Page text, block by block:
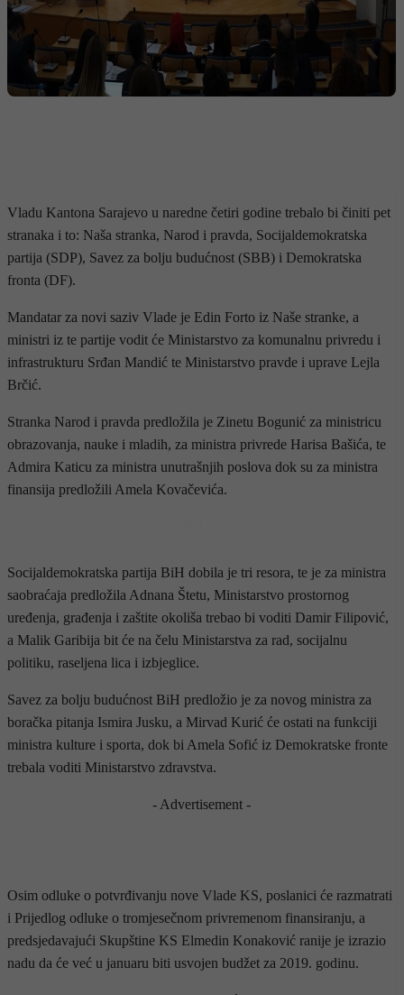
Vladu Kantona Sarajevo u naredne četiri godine trebalo bi činiti pet
stranaka i to: Naša stranka, Narod i pravda, Socijaldemokratska
partija (SDP), Savez za bolju budućnost (SBB) i Demokratska
fronta (DF).
Mandatar za novi saziv Vlade je Edin Forto iz Naše stranke, a
ministri iz te partije vodit će Ministarstvo za komunalnu privredu i
infrastrukturu Srđan Mandić te Ministarstvo pravde i uprave Lejla
Brčić.
Stranka Narod i pravda predložila je Zinetu Bogunić za ministricu
obrazovanja, nauke i mladih, za ministra privrede Harisa Bašića, te
Admira Katicu za ministra unutrašnjih poslova dok su za ministra
finansija predložili Amela Kovačevića.
Socijaldemokratska partija BiH dobila je tri resora, te je za ministra
saobraćaja predložila Adnana Štetu, Ministarstvo prostornog
uređenja, građenja i zaštite okoliša trebao bi voditi Damir Filipović,
a Malik Garibija bit će na čelu Ministarstva za rad, socijalnu
politiku, raseljena lica i izbjeglice.
Savez za bolju budućnost BiH predložio je za novog ministra za
boračka pitanja Ismira Jusku, a Mirvad Kurić će ostati na funkciji
ministra kulture i sporta, dok bi Amela Sofić iz Demokratske fronte
trebala voditi Ministarstvo zdravstva.
- Advertisement -
Osim odluke o potvrđivanju nove Vlade KS, poslanici će razmatrati
i Prijedlog odluke o tromjesečnom privremenom finansiranju, a
predsjedavajući Skupštine KS Elmedin Konaković ranije je izrazio
nadu da će već u januaru biti usvojen budžet za 2019. godinu.